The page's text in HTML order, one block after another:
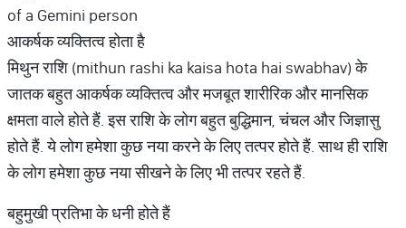
of a Gemini person
आकर्षक व्यक्तित्व होता है
मिथुन राशि (mithun rashi ka kaisa hota hai swabhav) के
जातक बहुत आकर्षक व्यक्तित्व और मजबूत शारीरिक और मानसिक
क्षमता वाले होते हैं. इस राशि के लोग बहुत बुद्धिमान, चंचल और जिज्ञासु
होते हैं. ये लोग हमेशा कुछ नया करने के लिए तत्पर होते हैं. साथ ही राशि
के लोग हमेशा कुछ नया सीखने के लिए भी तत्पर रहते हैं.
बहुमुखी प्रतिभा के धनी होते हैं